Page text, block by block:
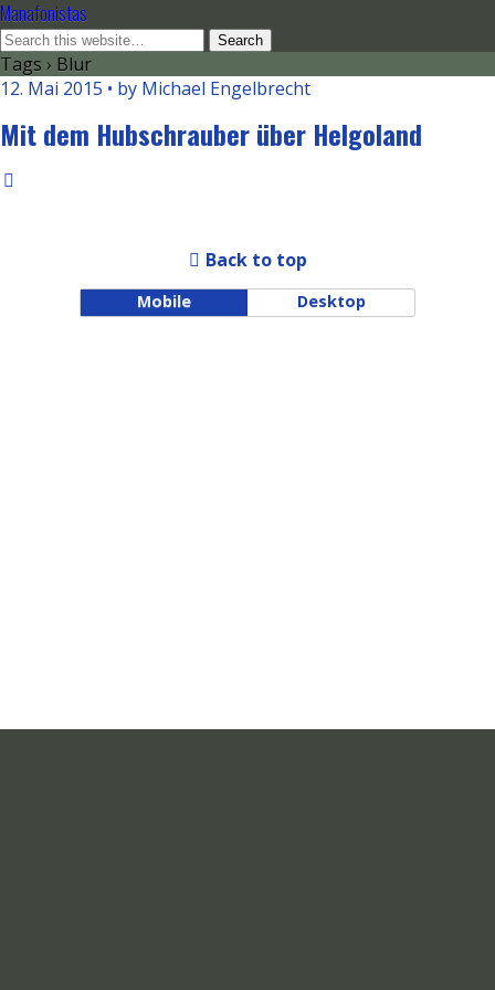
Manafonistas
Tags › Blur
12. Mai 2015 • by Michael Engelbrecht
Mit dem Hubschrauber über Helgoland
Back to top
Mobile Desktop